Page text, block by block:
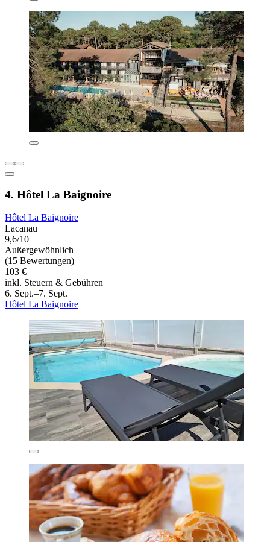
4. Hôtel La Baignoire
Hôtel La Baignoire
Lacanau
9,6/10
Außergewöhnlich
(15 Bewertungen)
103 €
inkl. Steuern & Gebühren
6. Sept.–7. Sept.
Hôtel La Baignoire